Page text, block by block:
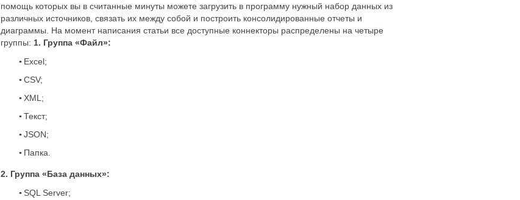
помощь которых вы в считанные минуты можете загрузить в программу нужный набор данных из
различных источников, связать их между собой и построить консолидированные отчеты и
диаграммы. На момент написания статьи все доступные коннекторы распределены на четыре
группы: 1. Группа «Файл»:
Excel;
CSV;
XML;
Текст;
JSON;
Папка.
2. Группа «База данных»:
SQL Server;